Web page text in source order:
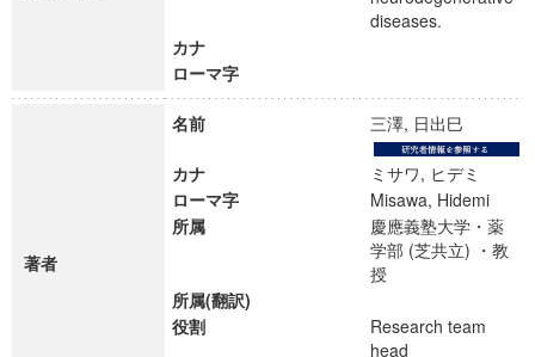
diseases.
カナ
ローマ字
著者
名前 三澤, 日出巳
カナ
ミサワ, ヒデミ
ローマ字
Misawa, Hidemi
所属
慶應義塾大学・薬
学部 (芝共立) ・教
授
所属(翻訳)
役割
Research team
head